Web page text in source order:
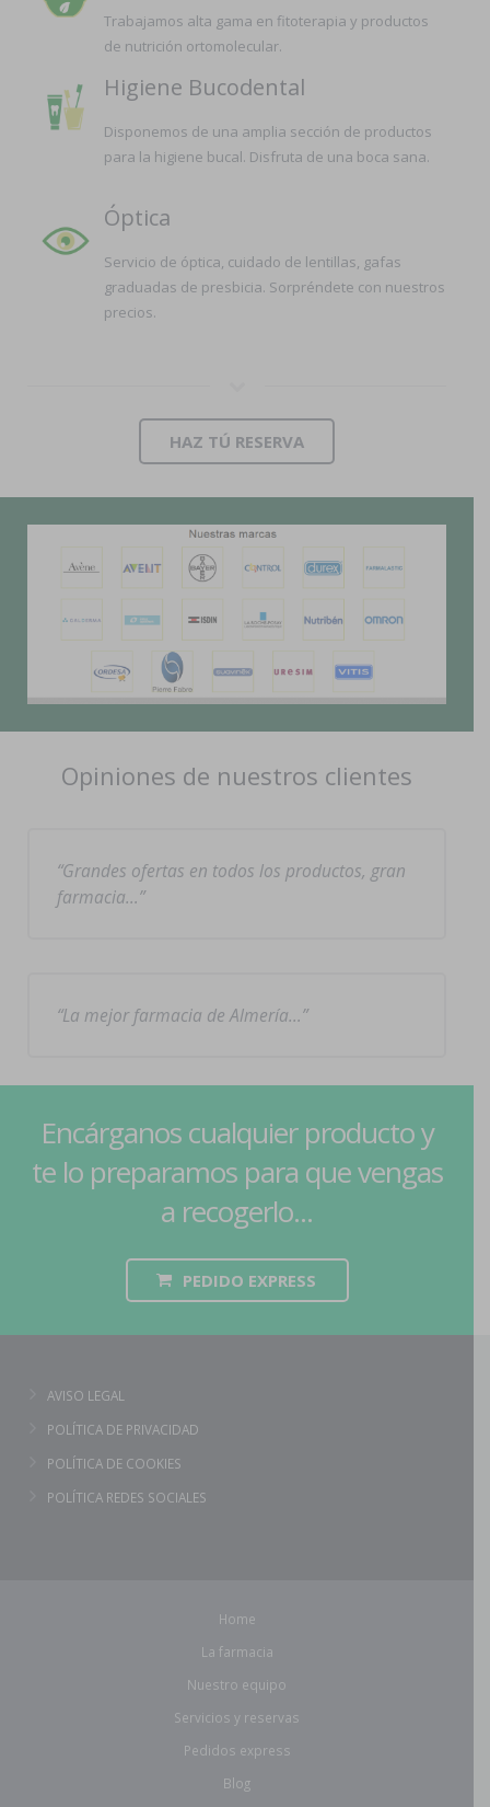
Trabajamos alta gama en fitoterapia y productos
de nutrición ortomolecular.
Higiene Bucodental
Disponemos de una amplia sección de productos
para la higiene bucal. Disfruta de una boca sana.
Óptica
Servicio de óptica, cuidado de lentillas, gafas
graduadas de presbicia. Sorpréndete con nuestros
precios.
HAZ TÚ RESERVA
Opiniones de nuestros clientes
Grandes ofertas en todos los productos, gran
farmacia…
La mejor farmacia de Almería…
Encárganos cualquier producto y
te lo preparamos para que vengas
a recogerlo...
PEDIDO EXPRESS
AVISO LEGAL
POLÍTICA DE PRIVACIDAD
POLÍTICA DE COOKIES
POLÍTICA REDES SOCIALES
Home
La farmacia
Nuestro equipo
Servicios y reservas
Pedidos express
Blog